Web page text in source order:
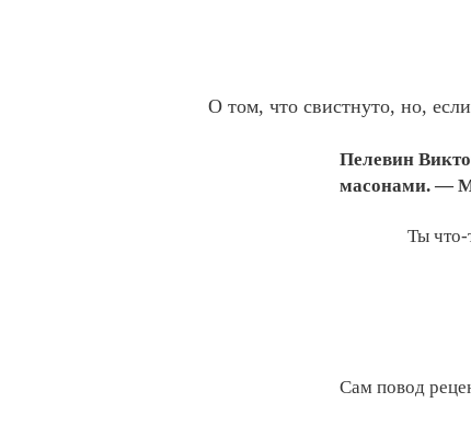
О том, что свистнуто, но,
Пелевин
масонами. —
Ты что-
Сам повод